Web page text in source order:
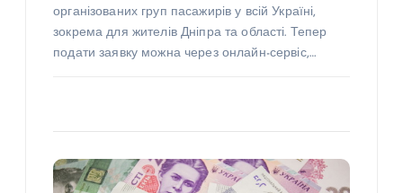
організованих груп пасажирів у всій Україні,
зокрема для жителів Дніпра та області. Тепер
подати заявку можна через онлайн-сервіс,…